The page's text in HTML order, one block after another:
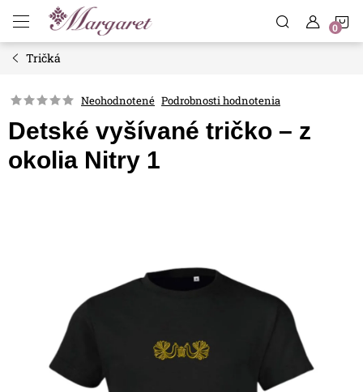
obsah
Tričká
Neohodnotené Podrobnosti hodnotenia
Detské vyšívané tričko – z
okolia Nitry 1